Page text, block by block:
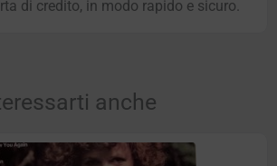
di credito, in modo rapido e sicuro.
anche